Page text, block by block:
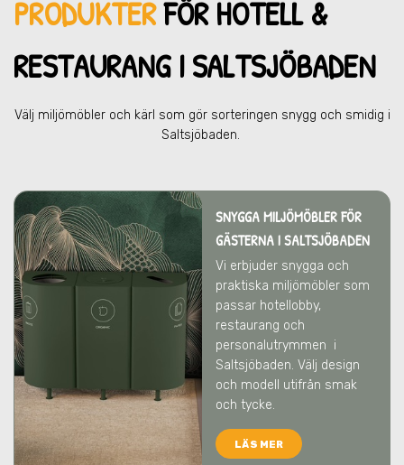
PRODUKTERFÖR HOTELL &
RESTAURANG I SALTSJÖBADEN
Välj miljömöbler och kärl som gör sorteringen snygg och smidig i
Saltsjöbaden.
SNYGGA MILJÖMÖBLER FÖR
GÄSTERNA I SALTSJÖBADEN
Vi erbjuder snygga och
praktiska miljömöbler som
passar hotellobby,
restaurang och
personalutrymmen i
Saltsjöbaden. Välj design
och modell utifrån smak
och tycke.
LÄS MER